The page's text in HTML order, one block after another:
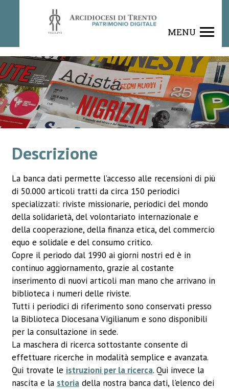
MENU
Descrizione
La banca dati permette l’accesso alle recensioni di più
di 50.000 articoli tratti da circa 150 periodici
specializzati: riviste missionarie, periodici del mondo
della solidarietà, del volontariato internazionale e
della cooperazione, della finanza etica, del commercio
equo e solidale e del consumo critico.
Copre il periodo dal 1990 ai giorni nostri ed è in
continuo aggiornamento, grazie al costante
inserimento di nuovi articoli man mano che arrivano in
biblioteca i numeri delle riviste.
Tutti i periodici di riferimento sono conservati presso
la Biblioteca Diocesana Vigilianum e sono disponibili
per la consultazione in sede.
La maschera di ricerca sottostante consente di
effettuare ricerche in modalità semplice e avanzata.
Qui trovate le istruzioni per la ricerca. Qui invece la
nascita e la storiadella nostra banca dati, l'elenco dei